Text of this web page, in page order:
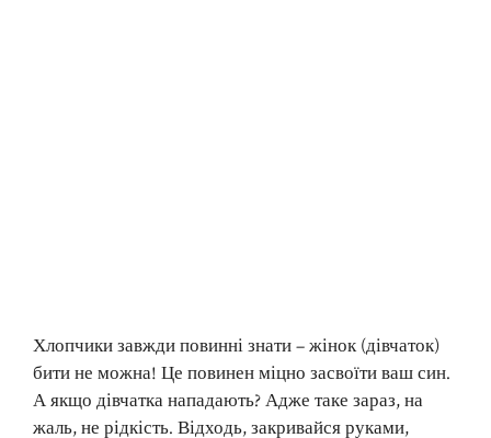
Хлопчики завжди повинні знати – жінок (дівчаток)
бити не можна! Це повинен міцно засвоїти ваш син.
А якщо дівчатка нападають? Адже таке зараз, на
жаль, не рідкість. Відходь, закривайся руками,